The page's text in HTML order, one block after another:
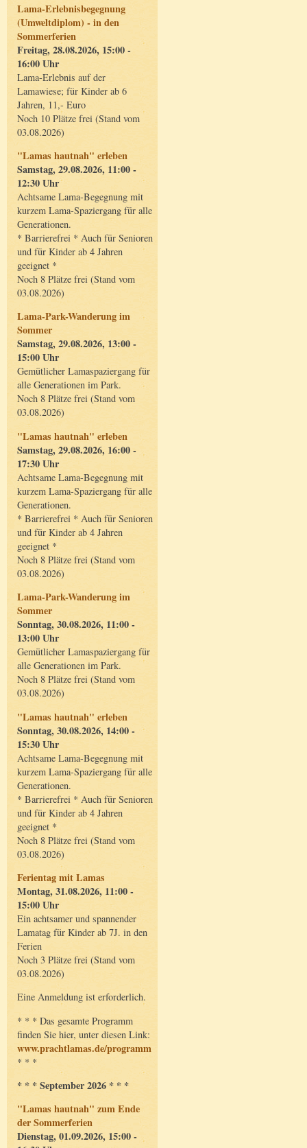
Lama-Erlebnisbegegnung
(Umweltdiplom) - in den
Sommerferien
Freitag, 28.08.2026, 15:00 -
16:00 Uhr
Lama-Erlebnis auf der
Lamawiese; für Kinder ab 6
Jahren, 11,- Euro
Noch 10 Plätze frei (Stand vom
03.08.2026)
"Lamas hautnah" erleben
Samstag, 29.08.2026, 11:00 -
12:30 Uhr
Achtsame Lama-Begegnung mit
kurzem Lama-Spaziergang für alle
Generationen.
* Barrierefrei * Auch für Senioren
und für Kinder ab 4 Jahren
geeignet *
Noch 8 Plätze frei (Stand vom
03.08.2026)
Lama-Park-Wanderung im
Sommer
Samstag, 29.08.2026, 13:00 -
15:00 Uhr
Gemütlicher Lamaspaziergang für
alle Generationen im Park.
Noch 8 Plätze frei (Stand vom
03.08.2026)
"Lamas hautnah" erleben
Samstag, 29.08.2026, 16:00 -
17:30 Uhr
Achtsame Lama-Begegnung mit
kurzem Lama-Spaziergang für alle
Generationen.
* Barrierefrei * Auch für Senioren
und für Kinder ab 4 Jahren
geeignet *
Noch 8 Plätze frei (Stand vom
03.08.2026)
Lama-Park-Wanderung im
Sommer
Sonntag, 30.08.2026, 11:00 -
13:00 Uhr
Gemütlicher Lamaspaziergang für
alle Generationen im Park.
Noch 8 Plätze frei (Stand vom
03.08.2026)
"Lamas hautnah" erleben
Sonntag, 30.08.2026, 14:00 -
15:30 Uhr
Achtsame Lama-Begegnung mit
kurzem Lama-Spaziergang für alle
Generationen.
* Barrierefrei * Auch für Senioren
und für Kinder ab 4 Jahren
geeignet *
Noch 8 Plätze frei (Stand vom
03.08.2026)
Ferientag mit Lamas
Montag, 31.08.2026, 11:00 -
15:00 Uhr
Ein achtsamer und spannender
Lamatag für Kinder ab 7J. in den
Ferien
Noch 3 Plätze frei (Stand vom
03.08.2026)
Eine Anmeldung ist erforderlich.
* * * Das gesamte Programm
finden Sie hier, unter diesen Link:
www.prachtlamas.de/programm
* * *
* * * September 2026 * * *
"Lamas hautnah" zum Ende
der Sommerferien
Dienstag, 01.09.2026, 15:00 -